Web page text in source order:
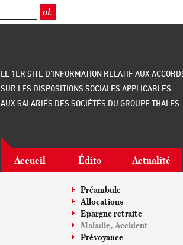
LE 1ER SITE D’INFORMATION RELATIF AUX
SUR LES DISPOSITIONS SOCIALES APPLICABLES
AUX SALARIÉS DES SOCIÉTÉS DU GROUPE THALES
Accueil Édito Actualité
Préambule
Allocations
Epargne retraite
Maladie, Accident
Prévoyance